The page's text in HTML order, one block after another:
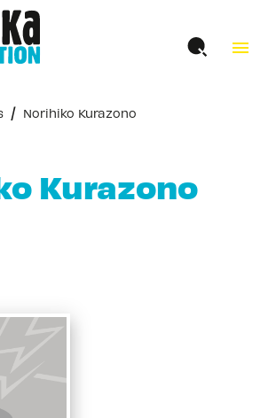
RECHERCHE
menu
/ Norihiko Kurazono
Kurazono